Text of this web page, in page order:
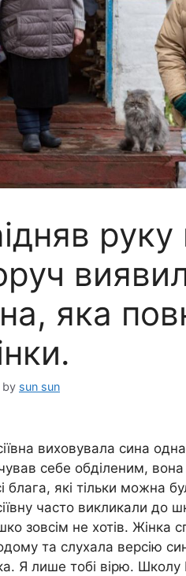
яка
by sun sun
виховувала сина
себе обділеним,
блага, які тільки можна
часто викликали до
зовсім не хотів. Жінка
та слухала версію
Я лише тобі вірю. Школу